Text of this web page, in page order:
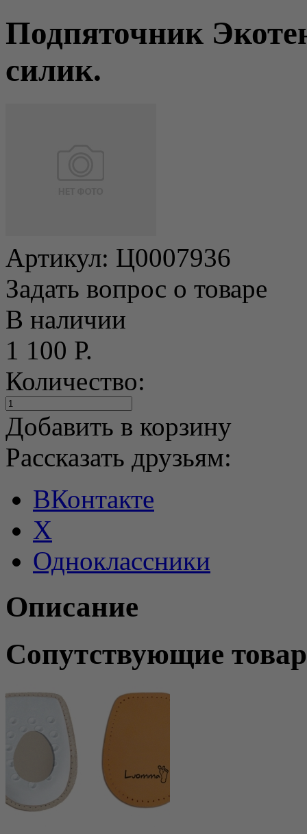
Подпяточник
силик.
Артикул: Ц0007936
Задать вопрос о товаре
В наличии
1 100 Р.
Количество:
Добавить в корзину
Рассказать друзьям:
ВКонтакте
X
Одноклассники
Описание
Сопутствующие